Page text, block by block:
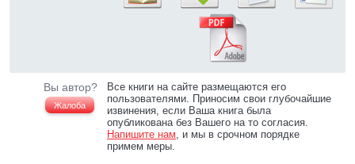
Вы автор?
Жалоба
Все книги на сайте размещаются его
пользователями. Приносим свои глубочайшие
извинения, если Ваша книга была
опубликована без Вашего на то согласия.
Напишите нам, и мы в срочном порядке
примем меры.